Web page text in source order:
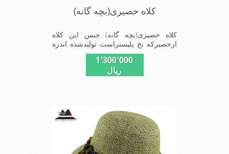
کلاه حصیری(بچه گانه)
کلاه حصیری(بچه گانه) جنس این کلاه
ازحصیرکه نخ پلیستراست تولیدشده اندزه
کلاه مخصوص دختربچه های شیک پوش
است سبک ودارای لبه های بلند برای جلو
1٬300٬000
ریال